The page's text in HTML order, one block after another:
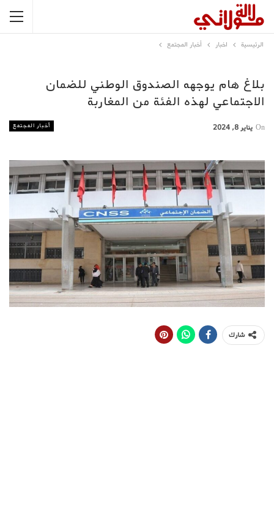
الرئيسية اخبار أخبار المجتمع
بلاغ هام يوجهه الصندوق الوطني للضمان
الاجتماعي لهذه الفئة من المغاربة
أخبار المجتمع On يناير 8, 2024
شارك